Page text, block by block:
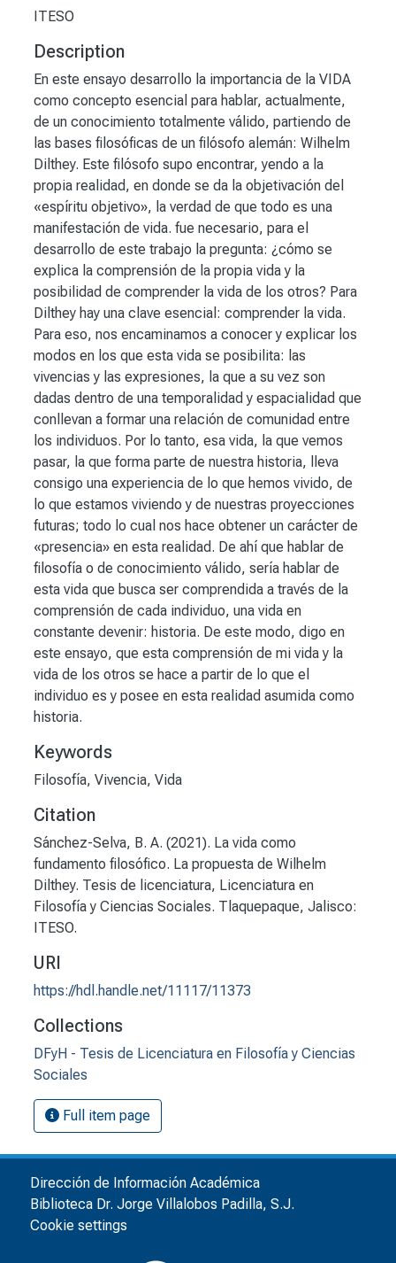
ITESO
Description
En este ensayo desarrollo la importancia de la VIDA
como concepto esencial para hablar, actualmente,
de un conocimiento totalmente válido, partiendo de
las bases filosóficas de un filósofo alemán: Wilhelm
Dilthey. Este filósofo supo encontrar, yendo a la
propia realidad, en donde se da la objetivación del
«espíritu objetivo», la verdad de que todo es una
manifestación de vida. fue necesario, para el
desarrollo de este trabajo la pregunta: ¿cómo se
explica la comprensión de la propia vida y la
posibilidad de comprender la vida de los otros? Para
Dilthey hay una clave esencial: comprender la vida.
Para eso, nos encaminamos a conocer y explicar los
modos en los que esta vida se posibilita: las
vivencias y las expresiones, la que a su vez son
dadas dentro de una temporalidad y espacialidad que
conllevan a formar una relación de comunidad entre
los individuos. Por lo tanto, esa vida, la que vemos
pasar, la que forma parte de nuestra historia, lleva
consigo una experiencia de lo que hemos vivido, de
lo que estamos viviendo y de nuestras proyecciones
futuras; todo lo cual nos hace obtener un carácter de
«presencia» en esta realidad. De ahí que hablar de
filosofía o de conocimiento válido, sería hablar de
esta vida que busca ser comprendida a través de la
comprensión de cada individuo, una vida en
constante devenir: historia. De este modo, digo en
este ensayo, que esta comprensión de mi vida y la
vida de los otros se hace a partir de lo que el
individuo es y posee en esta realidad asumida como
historia.
Keywords
Filosofía, Vivencia, Vida
Citation
Sánchez-Selva, B. A. (2021). La vida como
fundamento filosófico. La propuesta de Wilhelm
Dilthey. Tesis de licenciatura, Licenciatura en
Filosofía y Ciencias Sociales. Tlaquepaque, Jalisco:
ITESO.
URI
https://hdl.handle.net/11117/11373
Collections
DFyH - Tesis de Licenciatura en Filosofía y Ciencias
Sociales
Full item page
Dirección de Información Académica
Biblioteca Dr. Jorge Villalobos Padilla, S.J.
Cookie settings